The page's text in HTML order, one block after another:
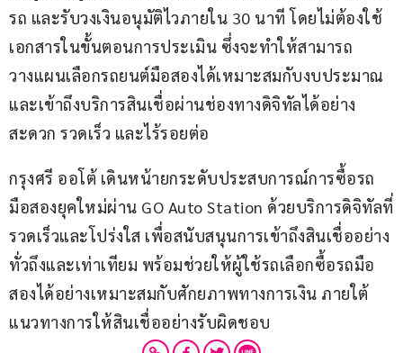
รถ และรับวงเงินอนุมัติไวภายใน 30 นาที โดยไม่ต้องใช้
เอกสารในขั้นตอนการประเมิน ซึ่งจะทำให้สามารถ
วางแผนเลือกรถยนต์มือสองได้เหมาะสมกับงบประมาณ
และเข้าถึงบริการสินเชื่อผ่านช่องทางดิจิทัลได้อย่าง
สะดวก รวดเร็ว และไร้รอยต่อ
กรุงศรี ออโต้ เดินหน้ายกระดับประสบการณ์การซื้อรถ
มือสองยุคใหม่ผ่าน GO Auto Station ด้วยบริการดิจิทัลที่
รวดเร็วและโปร่งใส เพื่อสนับสนุนการเข้าถึงสินเชื่ออย่าง
ทั่วถึงและเท่าเทียม พร้อมช่วยให้ผู้ใช้รถเลือกซื้อรถมือ
สองได้อย่างเหมาะสมกับศักยภาพทางการเงิน ภายใต้
แนวทางการให้สินเชื่ออย่างรับผิดชอบ